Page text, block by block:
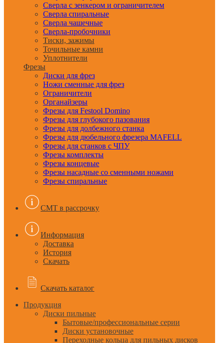
Сверла с зенкером и ограничителем
Сверла спиральные
Сверла чашечные
Сверла-пробочники
Тиски, зажимы
Точильные камни
Уплотнители
Фрезы
Диски для фрез
Ножи сменные для фрез
Ограничители
Органайзеры
Фрезы для Festool Domino
Фрезы для глубокого пазования
Фрезы для долбежного станка
Фрезы для дюбельного фрезера MAFELL
Фрезы для станков с ЧПУ
Фрезы комплекты
Фрезы концевые
Фрезы насадные со сменными ножами
Фрезы спиральные
CMT в рассрочку
Информация
Доставка
История
Скачать
Скачать каталог
Продукция
Диски пильные
Бытовые/профессиональные серии
Диски установочные
Переходные кольца для пильных дисков